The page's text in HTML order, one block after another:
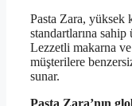
Pasta Zara, yüksek
standartlarına
Lezzetli makarna ve
müşterilere
sunar.